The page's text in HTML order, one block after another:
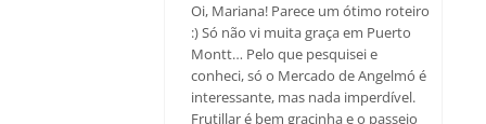
Oi, Mariana! Parece um ótimo roteiro
:) Só não vi muita graça em Puerto
Montt… Pelo que pesquisei e
conheci, só o Mercado de Angelmó é
interessante, mas nada imperdível.
Frutillar é bem gracinha e o passeio